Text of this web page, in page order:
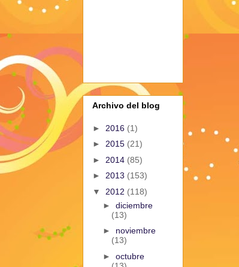
Archivo del blog
► 2016 (1)
► 2015 (21)
► 2014 (85)
► 2013 (153)
▼ 2012 (118)
► diciembre
(13)
► noviembre
(13)
► octubre